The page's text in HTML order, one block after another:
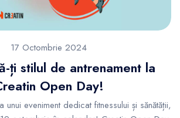
17 Octombrie 2024
ți stilul de antrenament la
Open Day!
unui eveniment dedicat fitnessului și sănătății,